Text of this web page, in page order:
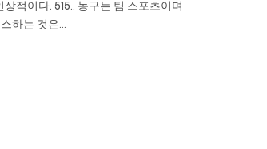
적이다. 515.. 농구는 팀 스포츠이며
하는 것은...